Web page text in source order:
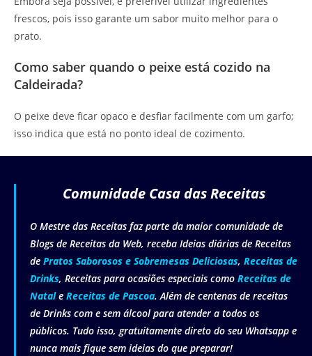
frescos, pois isso garante um sabor muito melhor para o
prato.
Como saber quando o peixe está cozido na
Caldeirada?
O peixe deve ficar opaco e desfiar facilmente com um garfo;
isso indica que está no ponto ideal de cozimento.
Comunidade Casa das Receitas
O Mestre das Receitas faz parte da maior comunidade de
Blogs de Receitas da Web, receba Ideias diárias de Receitas
de Pratos Saborosos e Sobremesas Deliciosas, Receitas de
Drinks, Receitas para ocasiões especiais como Receitas de
Natale Receitas de Pascoa. Além de centenas de receitas
de Drinks com e sem álcool para atender a todos os
públicos. Tudo isso, gratuitamente direto do seu Whatsapp e
nunca mais fique sem ideias do que preparar!